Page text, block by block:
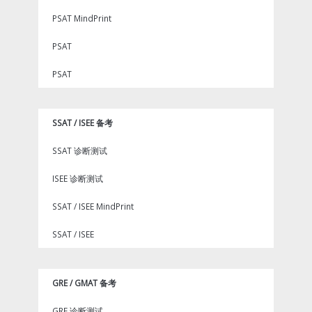
PSAT MindPrint
PSAT
PSAT
SSAT / ISEE 备考
SSAT 诊断测试
ISEE 诊断测试
SSAT / ISEE MindPrint
SSAT / ISEE
GRE / GMAT 备考